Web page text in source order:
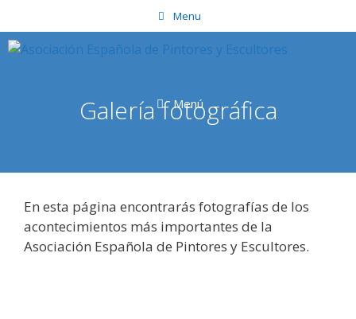
al
contenido
Menu
Menú
Galería fotográfica
En esta página encontrarás fotografías de los
acontecimientos más importantes de la
Asociación Española de Pintores y Escultores.